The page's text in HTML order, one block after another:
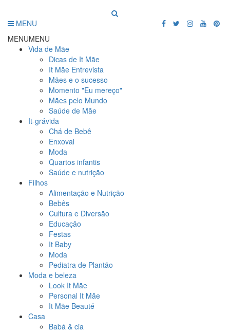
MENU
MENUMENU
Vida de Mãe
Dicas de It Mãe
It Mãe Entrevista
Mães e o sucesso
Momento "Eu mereço"
Mães pelo Mundo
Saúde de Mãe
It-grávida
Chá de Bebê
Enxoval
Moda
Quartos infantis
Saúde e nutrição
Filhos
Alimentação e Nutrição
Bebês
Cultura e Diversão
Educação
Festas
It Baby
Moda
Pediatra de Plantão
Moda e beleza
Look It Mãe
Personal It Mãe
It Mãe Beauté
Casa
Babá & cia